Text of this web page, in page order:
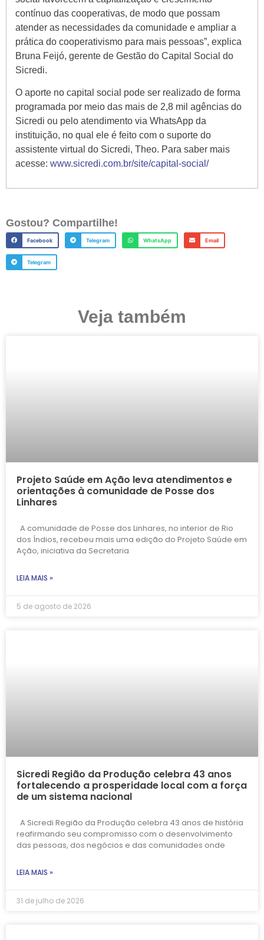
contínuo das cooperativas, de modo que possam
atender as necessidades da comunidade e ampliar a
prática do cooperativismo para mais pessoas”, explica
Bruna Feijó, gerente de Gestão do Capital Social do
Sicredi.
O aporte no capital social pode ser realizado de forma
programada por meio das mais de 2,8 mil agências do
Sicredi ou pelo atendimento via WhatsApp da
instituição, no qual ele é feito com o suporte do
assistente virtual do Sicredi, Theo. Para saber mais
acesse: www.sicredi.com.br/site/capital-social/
Gostou? Compartilhe!
Facebook Telegram WhatsApp Email
Telegram
Veja também
Projeto Saúde em Ação leva atendimentos e
orientações à comunidade de Posse dos
Linhares
A comunidade de Posse dos Linhares, no interior de Rio
dos Índios, recebeu mais uma edição do Projeto Saúde em
Ação, iniciativa da Secretaria
LEIA MAIS »
5 de agosto de 2026
Sicredi Região da Produção celebra 43 anos
fortalecendo a prosperidade local com a força
de um sistema nacional
A Sicredi Região da Produção celebra 43 anos de história
reafirmando seu compromisso com o desenvolvimento
das pessoas, dos negócios e das comunidades onde
LEIA MAIS »
31 de julho de 2026